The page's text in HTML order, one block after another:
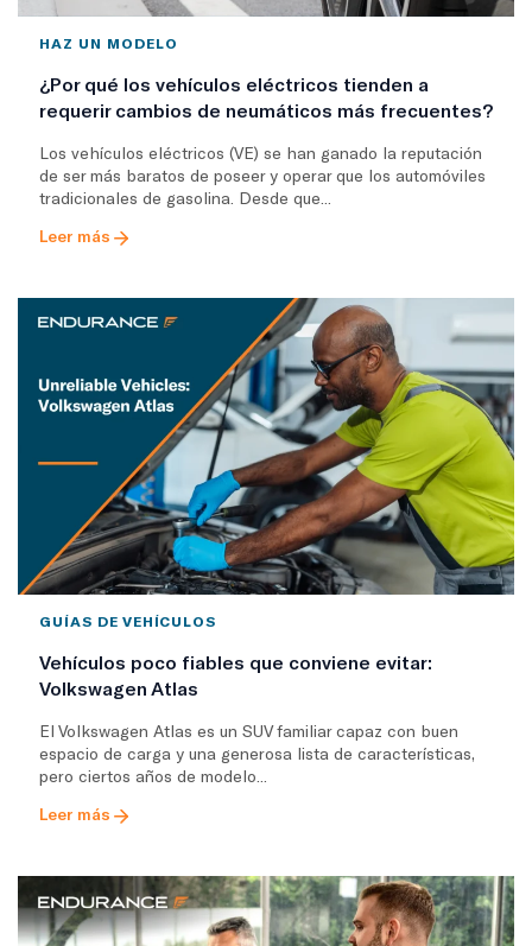
HAZ UN MODELO
¿Por qué los vehículos eléctricos tienden a
requerir cambios de neumáticos más frecuentes?
Los vehículos eléctricos (VE) se han ganado la reputación
de ser más baratos de poseer y operar que los automóviles
tradicionales de gasolina. Desde que...
Leer más
GUÍAS DE VEHÍCULOS
Vehículos poco fiables que conviene evitar:
Volkswagen Atlas
El Volkswagen Atlas es un SUV familiar capaz con buen
espacio de carga y una generosa lista de características,
pero ciertos años de modelo...
Leer más